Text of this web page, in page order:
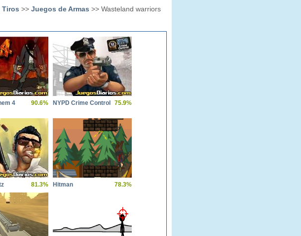
Tiros >> Juegos de Armas >> Wasteland warriors
4 90.6% NYPD Crime Control 75.9%
81.3% Hitman 78.3%